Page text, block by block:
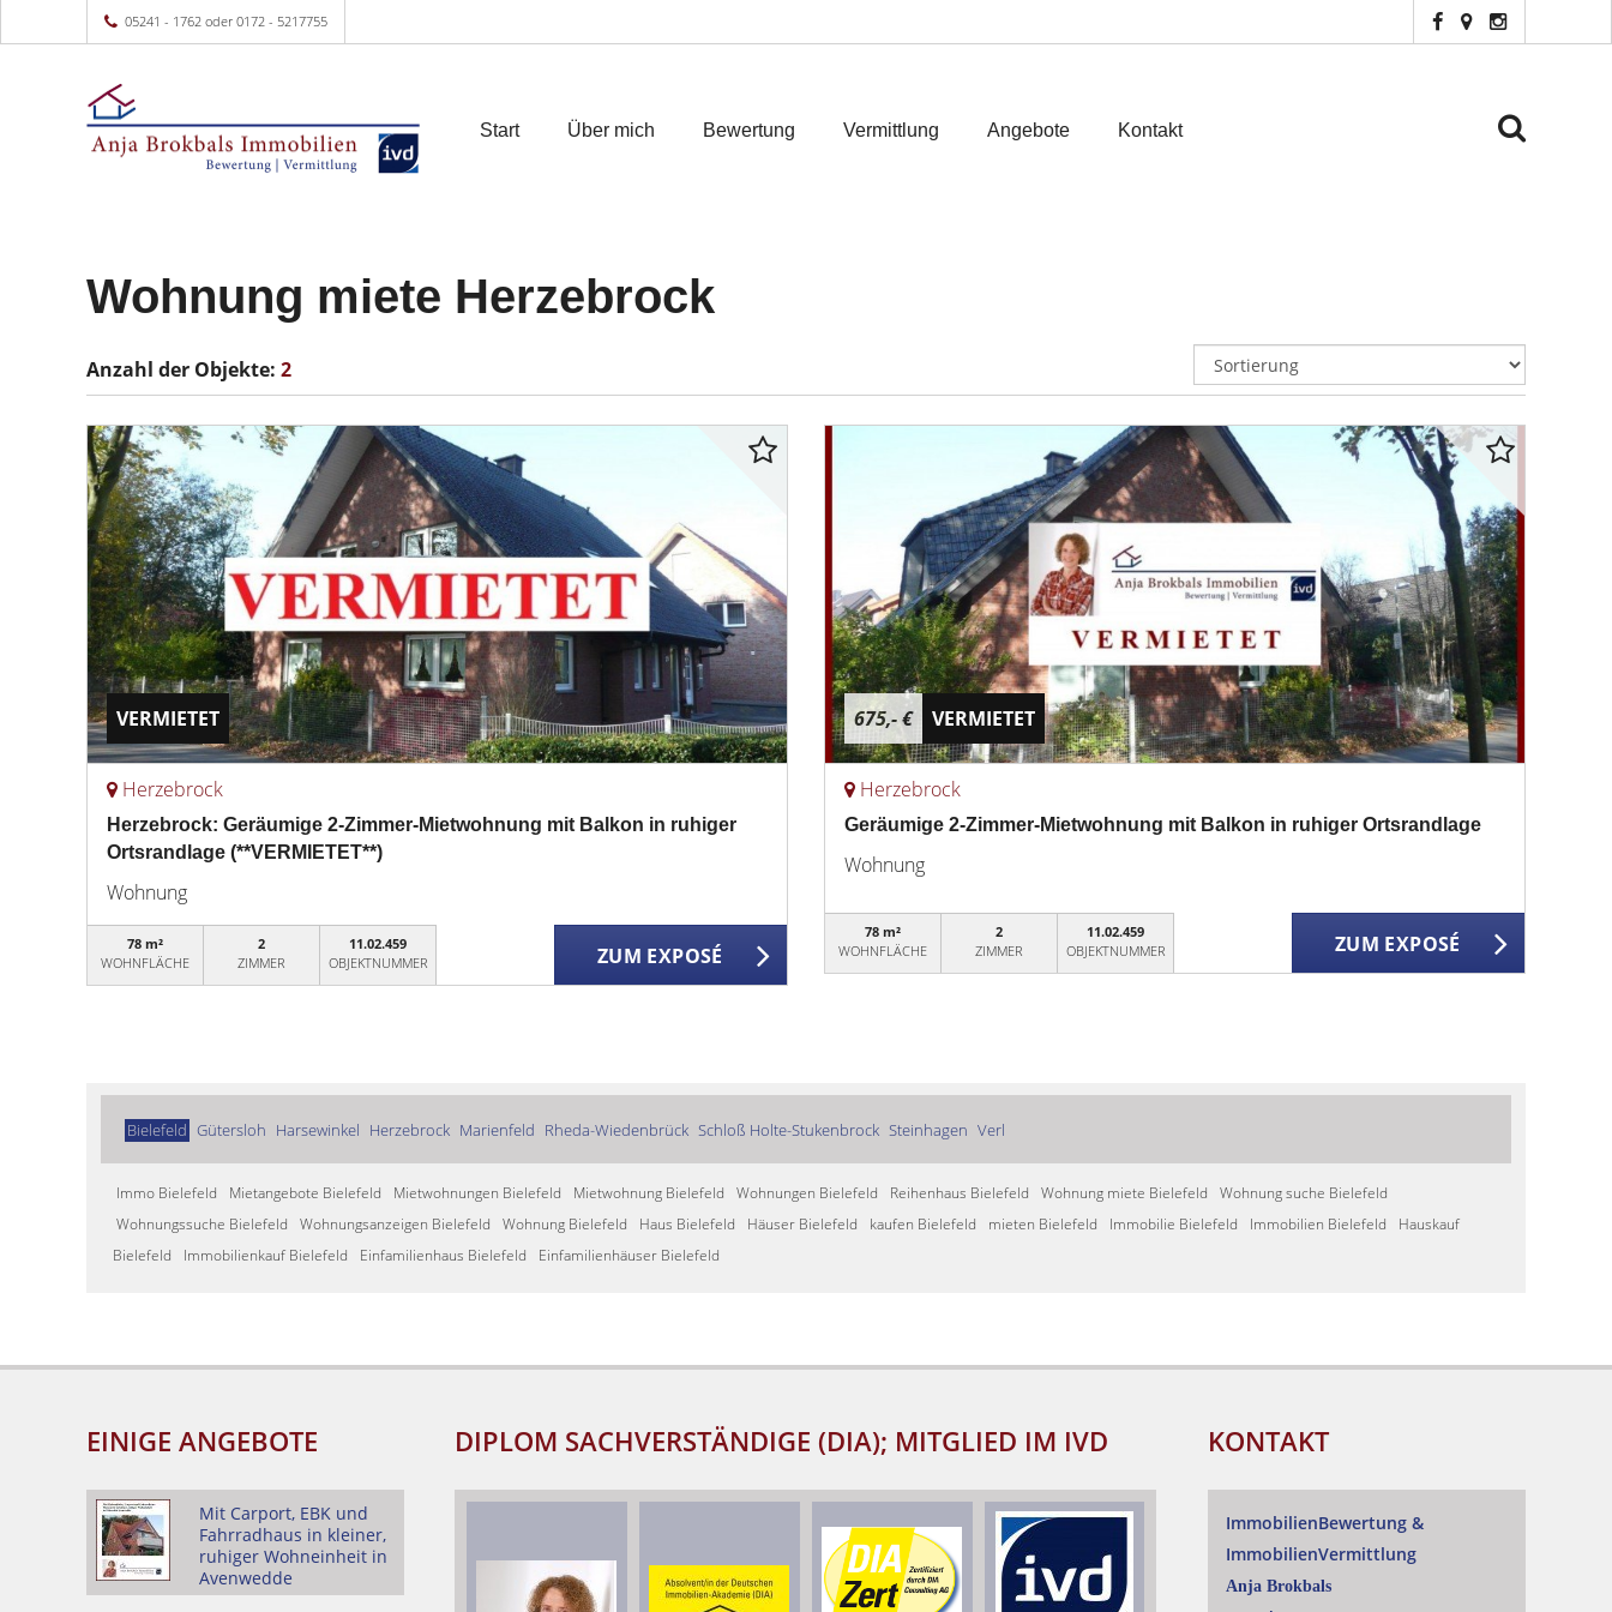
05241 - 1762 oder 0172 - 5217755
Start Über mich Bewertung Vermittlung Angebote Kontakt
Wohnung miete Herzebrock
Anzahl der Objekte: 2
VERMIETET
Herzebrock
Herzebrock: Geräumige 2-Zimmer-Mietwohnung mit Balkon in ruhiger
Ortsrandlage (**VERMIETET**)
Wohnung
78 m²
WOHNFLÄCHE
2
ZIMMER
11.02.459
OBJEKTNUMMER
ZUM EXPOSÉ
675,- € VERMIETET
Herzebrock
Geräumige 2-Zimmer-Mietwohnung mit Balkon in ruhiger Ortsrandlage
Wohnung
78 m²
WOHNFLÄCHE
2
ZIMMER
11.02.459
OBJEKTNUMMER
ZUM EXPOSÉ
Bielefeld Gütersloh Harsewinkel Herzebrock Marienfeld Rheda-Wiedenbrück Schloß Holte-Stukenbrock Steinhagen Verl
Immo Bielefeld Mietangebote Bielefeld Mietwohnungen Bielefeld Mietwohnung Bielefeld Wohnungen Bielefeld Reihenhaus Bielefeld Wohnung miete Bielefeld
Wohnung suche Bielefeld
Wohnungssuche Bielefeld
Wohnungsanzeigen Bielefeld Wohnung Bielefeld Haus Bielefeld Häuser Bielefeld kaufen Bielefeld mieten Bielefeld Immobilie Bielefeld Immobilien Bielefeld
Hauskauf
Bielefeld
Immobilienkauf Bielefeld Einfamilienhaus Bielefeld Einfamilienhäuser Bielefeld
EINIGE ANGEBOTE
Mit Carport, EBK und
Fahrradhaus in kleiner,
ruhiger Wohneinheit in
Avenwedde
DIPLOM SACHVERSTÄNDIGE (DIA); MITGLIED IM IVD KONTAKT
ImmobilienBewertung&
ImmobilienVermittlung
Anja Brokbals